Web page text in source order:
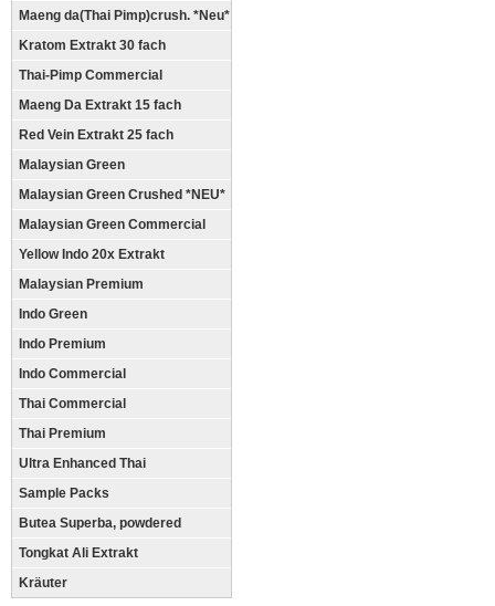
Maeng da(Thai Pimp)crush. *Neu*
Kratom Extrakt 30 fach
Thai-Pimp Commercial
Maeng Da Extrakt 15 fach
Red Vein Extrakt 25 fach
Malaysian Green
Malaysian Green Crushed *NEU*
Malaysian Green Commercial
Yellow Indo 20x Extrakt
Malaysian Premium
Indo Green
Indo Premium
Indo Commercial
Thai Commercial
Thai Premium
Ultra Enhanced Thai
Sample Packs
Butea Superba, powdered
Tongkat Ali Extrakt
Kräuter